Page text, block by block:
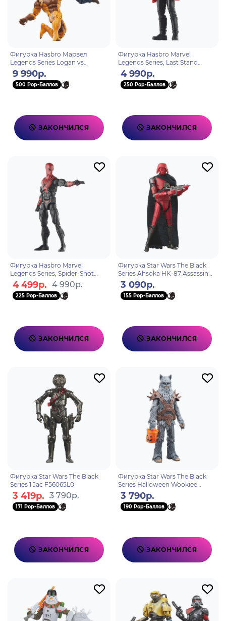
Фигурка Hasbro Марвел
Legends Series Logan vs
Sabretooth
9 990р.
500 Pop-Баллов
ЗАКОНЧИЛСЯ
Фигурка Hasbro Marvel
Legends Series, Last Stand
Spider-Man 5010996197030
4 990р.
250 Pop-Баллов
ЗАКОНЧИЛСЯ
Фигурка Hasbro Marvel
Legends Series, Spider-Shot
5010996197023
4 499р. 4 990р.
225 Pop-Баллов
ЗАКОНЧИЛСЯ
Фигурка Star Wars The Black
Series Ahsoka HK-87 Assassin
Droid 212092
3 090р.
155 Pop-Баллов
ЗАКОНЧИЛСЯ
Фигурка Star Wars The Black
Series 1 Jac F56065L0
3 419р. 3 790р.
171 Pop-Баллов
ЗАКОНЧИЛСЯ
Фигурка Star Wars The Black
Series Halloween Wookiee
F56095L0
3 790р.
190 Pop-Баллов
ЗАКОНЧИЛСЯ